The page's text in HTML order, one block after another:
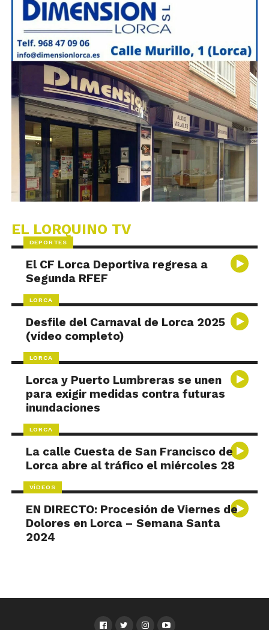
EL LORQUINO TV
DEPORTES
El CF Lorca Deportiva regresa a
Segunda RFEF
LORCA
Desfile del Carnaval de Lorca 2025
(vídeo completo)
LORCA
Lorca y Puerto Lumbreras se unen
para exigir medidas contra futuras
inundaciones
LORCA
La calle Cuesta de San Francisco de
Lorca abre al tráfico el miércoles 28
VÍDEOS
EN DIRECTO: Procesión de Viernes de
Dolores en Lorca – Semana Santa
2024